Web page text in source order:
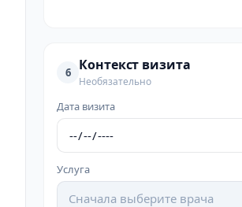
6 Контекст визита
Необязательно
Дата визита
Услуга
Сначала выберите врача